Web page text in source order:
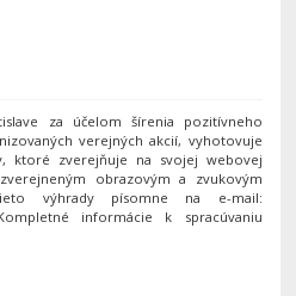
za účelom šírenia pozitívneho
verejných akcií, vyhotovuje
ktoré zverejňuje na svojej webovej
obrazovým a zvukovým
výhrady písomne na e-mail:
informácie k spracúvaniu